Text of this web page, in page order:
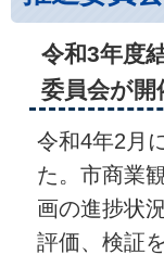
令和3年度
委員会が開
令和4年2月
た。市商業
画の進捗状
評価、検証